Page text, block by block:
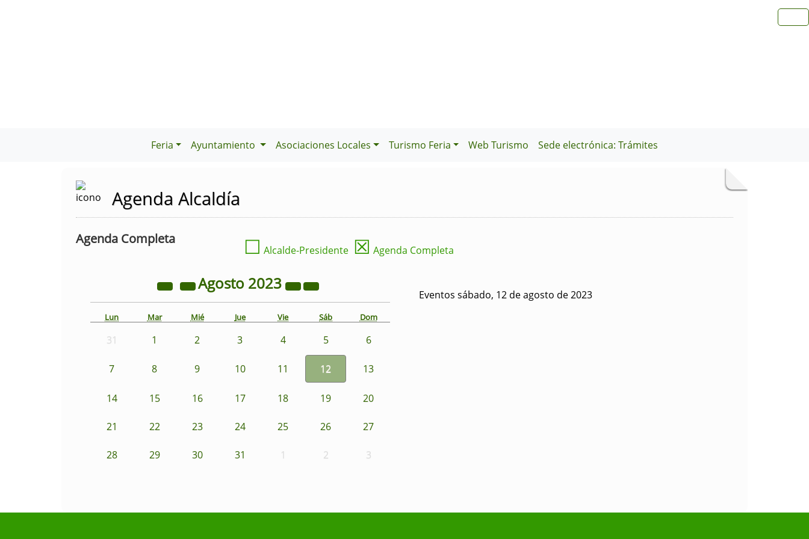
Feria Ayuntamiento Asociaciones Locales Turismo Feria Web Turismo Sede electrónica: Trámites
Agenda Alcaldía
Agenda Completa ☐ Alcalde-Presidente ☒ Agenda Completa
Agosto 2023
Lun Mar Mié Jue Vie Sáb Dom
31 1 2 3 4 5 6
7 8 9 10 11 12 13
14 15 16 17 18 19 20
21 22 23 24 25 26 27
28 29 30 31 1 2 3
Eventos sábado, 12 de agosto de 2023